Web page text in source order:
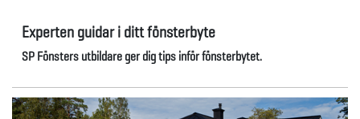
Experten guidar i ditt fönsterbyte
SP Fönsters utbildare ger dig tips inför fönsterbytet.